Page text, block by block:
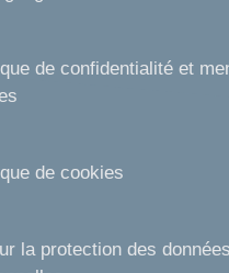
de confidentialité et
de cookies
la protection des données